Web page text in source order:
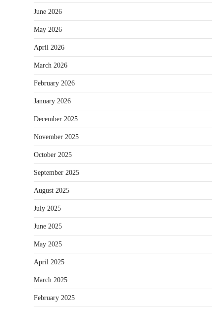
June 2026
May 2026
April 2026
March 2026
February 2026
January 2026
December 2025
November 2025
October 2025
September 2025
August 2025
July 2025
June 2025
May 2025
April 2025
March 2025
February 2025